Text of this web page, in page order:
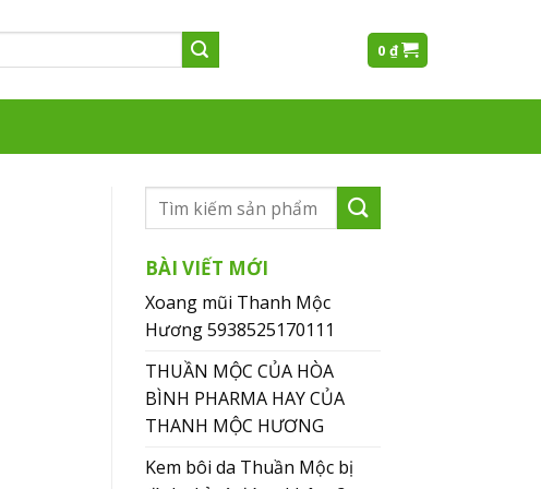
0 ₫
BÀI VIẾT MỚI
Xoang mũi Thanh Mộc
Hương 5938525170111
THUẦN MỘC CỦA HÒA
BÌNH PHARMA HAY CỦA
THANH MỘC HƯƠNG
Kem bôi da Thuần Mộc bị